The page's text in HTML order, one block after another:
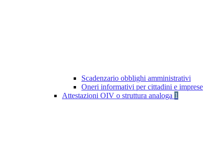
Scadenzario obblighi amministrativi
Oneri informativi per cittadini e imprese
Attestazioni OIV o struttura analoga 1